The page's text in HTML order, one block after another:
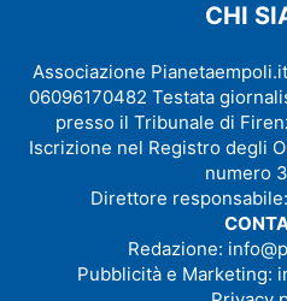
CHI
Associazione
06096170482 Testata
presso il Tribunale di
Iscrizione nel Registro degli
numero
Direttore
Redazione:
Pubblicità e Marketing: